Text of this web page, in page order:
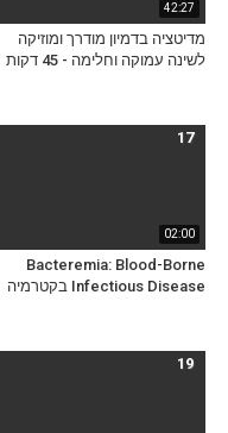
42:27
מדיטציה בדמיון מודרך ומוזיקה
לשינה עמוקה וחלימה - 45 דקות
02:00
17
Bacteremia: Blood-Borne
Infectious Disease בקטרמיה
19